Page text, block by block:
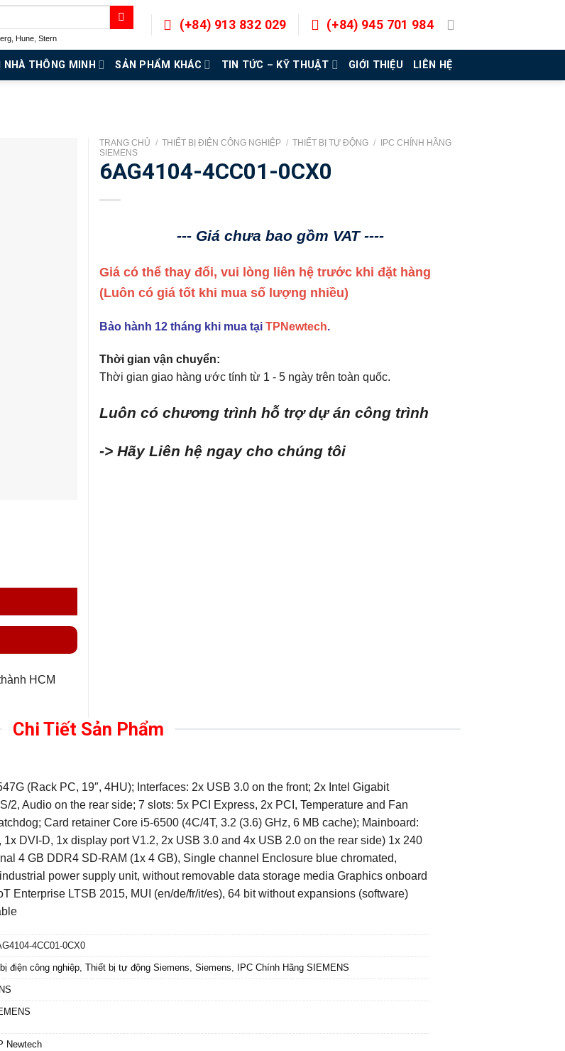
Hune Stern
(+84) 913 832 029 (+84) 945 701 984
NHÀ THÔNG MINH SẢN PHẨM KHÁC TIN TỨC – KỸ THUẬT GIỚI THIỆU LIÊN HỆ
HCM
TRANG CHỦ / THIẾT BỊ ĐIỆN CÔNG NGHIỆP / THIẾT BỊ TỰ ĐỘNG /
IPC CHÍNH HÃNG
SIEMENS
6AG4104-4CC01-0CX0
--- Giá chưa bao gồm VAT ----
Giá có thể thay đổi, vui lòng liên hệ trước khi đặt hàng
(Luôn có giá tốt khi mua số lượng nhiều)
Bảo hành 12 tháng khi mua tại TPNewtech.
Thời gian vận chuyển:
Thời gian giao hàng ước tính từ 1 - 5 ngày trên toàn quốc.
Luôn có chương trình hỗ trợ dự án công trình
-> Hãy Liên hệ ngay cho chúng tôi
Chi Tiết Sản Phẩm
(Rack PC, 19″, 4HU); Interfaces: 2x USB 3.0 on the front; 2x Intel Gigabit
2, Audio on the rear side; 7 slots: 5x PCI Express, 2x PCI, Temperature and Fan
Card retainer Core i5-6500 (4C/4T, 3.2 (3.6) GHz, 6 MB cache); Mainboard:
1x DVI-D, 1x display port V1.2, 2x USB 3.0 and 4x USB 2.0 on the rear side) 1x 240
4 GB DDR4 SD-RAM (1x 4 GB), Single channel Enclosure blue chromated,
power supply unit, without removable data storage media Graphics onboard
Enterprise LTSB 2015, MUI (en/de/fr/it/es), 64 bit without expansions (software)
4CC01-0CX0
điện công nghiệp, Thiết bị tự động Siemens, Siemens, IPC Chính Hãng SIEMENS
Newtech